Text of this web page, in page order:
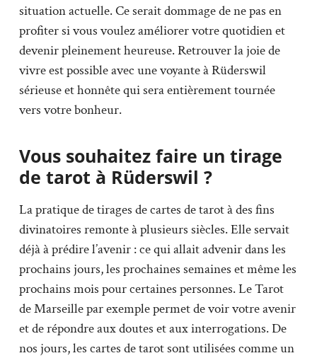
situation actuelle. Ce serait dommage de ne pas en
profiter si vous voulez améliorer votre quotidien et
devenir pleinement heureuse. Retrouver la joie de
vivre est possible avec une voyante à Rüderswil
sérieuse et honnête qui sera entièrement tournée
vers votre bonheur.
Vous souhaitez faire un tirage
de tarot à Rüderswil ?
La pratique de tirages de cartes de tarot à des fins
divinatoires remonte à plusieurs siècles. Elle servait
déjà à prédire l’avenir : ce qui allait advenir dans les
prochains jours, les prochaines semaines et même les
prochains mois pour certaines personnes. Le Tarot
de Marseille par exemple permet de voir votre avenir
et de répondre aux doutes et aux interrogations. De
nos jours, les cartes de tarot sont utilisées comme un